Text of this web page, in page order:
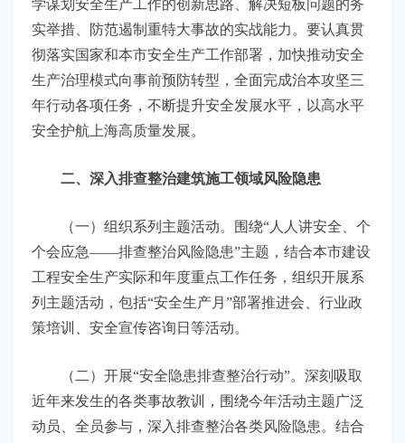
学谋划安全生产工作的创新思路、解决短板问题的务
实举措、防范遏制重特大事故的实战能力。要认真贯
彻落实国家和本市安全生产工作部署，加快推动安全
生产治理模式向事前预防转型，全面完成治本攻坚三
年行动各项任务，不断提升安全发展水平，以高水平
安全护航上海高质量发展。
二、深入排查整治建筑施工领域风险隐患
（一）组织系列主题活动。围绕“人人讲安全、个
个会应急——排查整治风险隐患”主题，结合本市建设
工程安全生产实际和年度重点工作任务，组织开展系
列主题活动，包括“安全生产月”部署推进会、行业政
策培训、安全宣传咨询日等活动。
（二）开展“安全隐患排查整治行动”。深刻吸取
近年来发生的各类事故教训，围绕今年活动主题广泛
动员、全员参与，深入排查整治各类风险隐患。结合